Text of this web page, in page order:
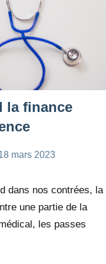
la finance
mars 2023
dans nos contrées, la
une partie de la
les passes